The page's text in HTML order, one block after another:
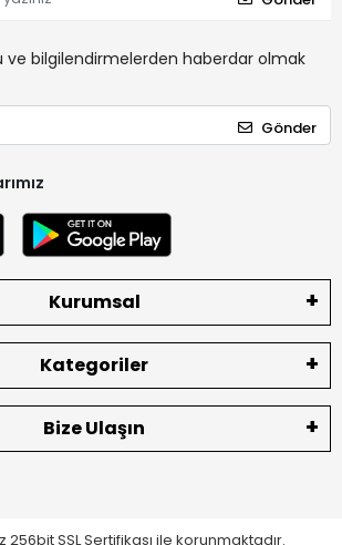
ve bilgilendirmelerden haberdar olmak
Gönder
Kurumsal
Kategoriler
Bize Ulaşın
256bit SSL Sertifikası ile korunmaktadır.